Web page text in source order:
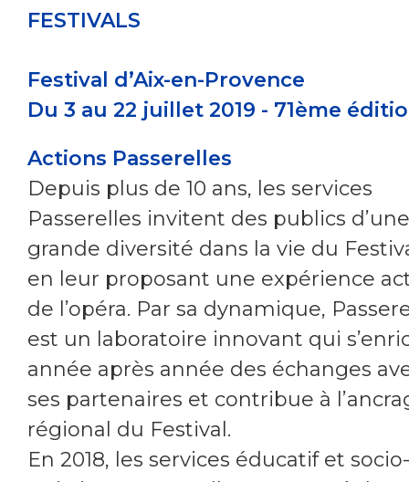
FESTIVALS
Festival d’Aix-en-Provence
Du 3 au 22 juillet 2019 - 71ème
Actions Passerelles
Depuis plus de 10 ans, les services
Passerelles invitent des publics d’une
grande diversité dans la vie du
en leur proposant une expérience
de l’opéra. Par sa dynamique,
est un laboratoire innovant qui
année après année des échanges
ses partenaires et contribue à
régional du Festival.
En 2018, les services éducatif et socio-